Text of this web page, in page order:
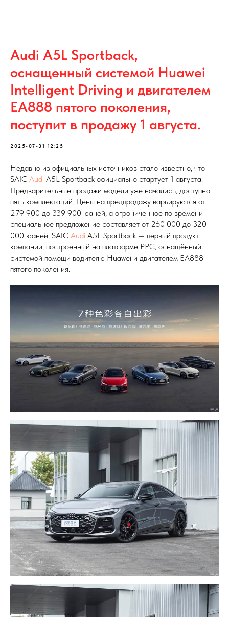
Audi A5L Sportback,
оснащенный системой Huawei
Intelligent Driving и двигателем
EA888 пятого поколения,
поступит в продажу 1 августа.
2025-07-31 12:25
Недавно из официальных источников стало известно, что
SAIC Audi A5L Sportback официально стартует 1 августа.
Предварительные продажи модели уже начались, доступно
пять комплектаций. Цены на предпродажу варьируются от
279 900 до 339 900 юаней, а огрониченное по времени
специальное предложение составляет от 260 000 до 320
000 юаней. SAIC Audi A5L Sportback — первый продукт
компании, построенный на платформе PPC, оснащённый
системой помощи водителю Huawei и двигателем EA888
пятого поколения.